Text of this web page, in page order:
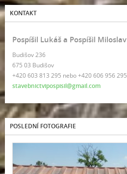
KONTAKT
Pospíšil Lukáš a Pospíšil Miloslav
Budišov 236
675 03 Budišov
+420 603 813 295 nebo +420 606 956 295
stavebnictvipospisil@gmail.com
POSLEDNÍ FOTOGRAFIE